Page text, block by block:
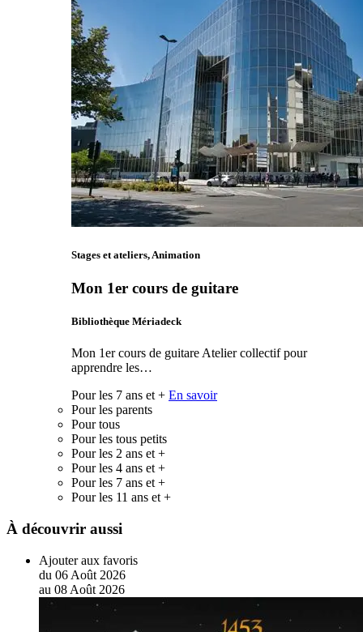
Stages et ateliers, Animation
Mon 1er cours de guitare
Bibliothèque Mériadeck
Mon 1er cours de guitare Atelier collectif pour
apprendre les…
Pour les 7 ans et + En savoir
Pour les parents
Pour tous
Pour les tous petits
Pour les 2 ans et +
Pour les 4 ans et +
Pour les 7 ans et +
Pour les 11 ans et +
À découvrir aussi
Ajouter aux favoris
du 06 Août 2026
au 08 Août 2026